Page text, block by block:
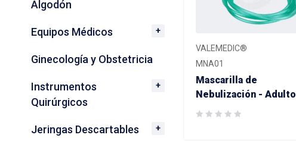
Algodón
Equipos Médicos
Ginecología y Obstetricia
Instrumentos
Quirúrgicos
Jeringas Descartables
VALEMEDIC®
MNA01
Mascarilla de
Nebulización - Adulto